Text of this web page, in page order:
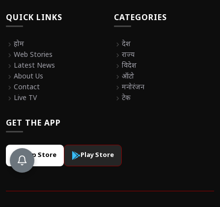
QUICK LINKS
chevron_right होम
chevron_right Web Stories
chevron_right Latest News
chevron_right About Us
chevron_right Contact
chevron_right Live TV
CATEGORIES
chevron_right देश
chevron_right राज्य
chevron_right विदेश
chevron_right ऑटो
chevron_right मनोरंजन
chevron_right टेक
GET THE APP
App Store Play Store